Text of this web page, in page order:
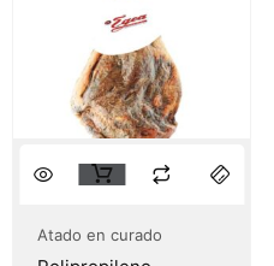
Atado en curado